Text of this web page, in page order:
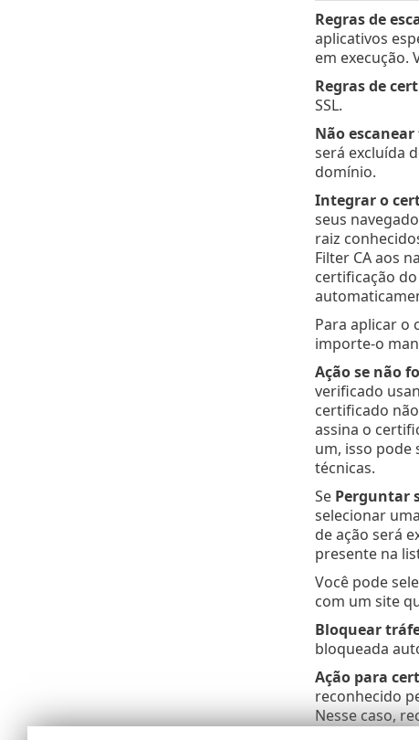
Regras de
aplicativos
em execução.
Regras de
SSL.
Não
será excluída
domínio.
Integrar o
seus
raiz
Filter CA aos
certificação
Para aplicar o
importe-o
Ação se não
verificado
certificado
assina o
um, isso
técnicas.
Se Perguntar
selecionar
de ação será
presente na
Você pode
com um site
Bloquear
bloqueada
Ação para
reconhecido
Nesse caso,
sobre a